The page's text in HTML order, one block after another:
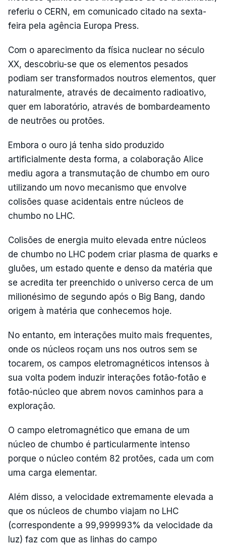
referiu o CERN, em comunicado citado na sexta-
feira pela agência Europa Press.
Com o aparecimento da física nuclear no século
XX, descobriu-se que os elementos pesados
podiam ser transformados noutros elementos, quer
naturalmente, através de decaimento radioativo,
quer em laboratório, através de bombardeamento
de neutrões ou protões.
Embora o ouro já tenha sido produzido
artificialmente desta forma, a colaboração Alice
mediu agora a transmutação de chumbo em ouro
utilizando um novo mecanismo que envolve
colisões quase acidentais entre núcleos de
chumbo no LHC.
Colisões de energia muito elevada entre núcleos
de chumbo no LHC podem criar plasma de quarks e
gluões, um estado quente e denso da matéria que
se acredita ter preenchido o universo cerca de um
milionésimo de segundo após o Big Bang, dando
origem à matéria que conhecemos hoje.
No entanto, em interações muito mais frequentes,
onde os núcleos roçam uns nos outros sem se
tocarem, os campos eletromagnéticos intensos à
sua volta podem induzir interações fotão-fotão e
fotão-núcleo que abrem novos caminhos para a
exploração.
O campo eletromagnético que emana de um
núcleo de chumbo é particularmente intenso
porque o núcleo contém 82 protões, cada um com
uma carga elementar.
Além disso, a velocidade extremamente elevada a
que os núcleos de chumbo viajam no LHC
(correspondente a 99,999993% da velocidade da
luz) faz com que as linhas do campo